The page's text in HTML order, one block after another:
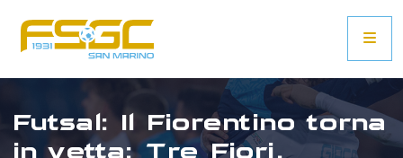
Futsal: Il Fiorentino torna
in vetta; Tre Fiori,